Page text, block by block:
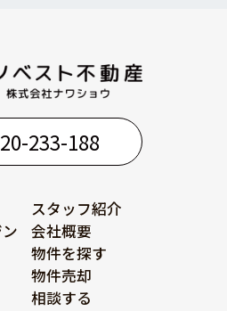
233-188
スタッフ紹介
会社概要
物件を探す
物件売却
相談する